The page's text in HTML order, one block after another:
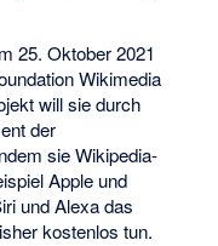
25. Oktober 2021
Wikimedia
will sie durch
der
sie Wikipedia-
Apple und
und Alexa das
kostenlos tun.